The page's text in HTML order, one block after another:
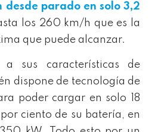
desde parado en solo 3,2
los 260 km/h que es la
que puede alcanzar.
sus características de
dispone de tecnología de
poder cargar en solo 18
ciento de su batería, en